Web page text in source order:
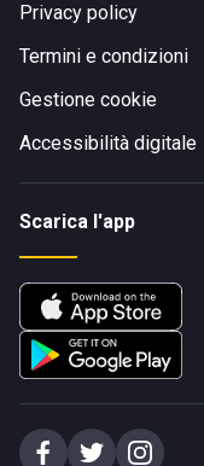
Privacy policy
Termini e condizioni
Gestione cookie
Accessibilità digitale
Scarica l'app